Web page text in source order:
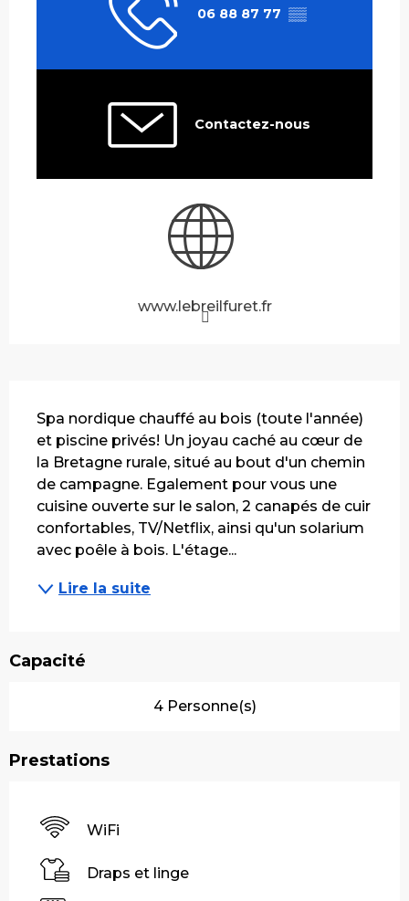
06 88 87 77 ▒▒
Contactez-nous
www.lebreilfuret.fr
Spa nordique chauffé au bois (toute l'année)
et piscine privés! Un joyau caché au cœur de
la Bretagne rurale, situé au bout d'un chemin
de campagne. Egalement pour vous une
cuisine ouverte sur le salon, 2 canapés de cuir
confortables, TV/Netflix, ainsi qu'un solarium
avec poêle à bois. L'étage...
Lire la suite
Capacité
4 Personne(s)
Prestations
WiFi
Draps et linge